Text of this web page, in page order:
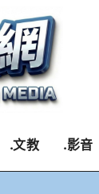
.文教 .影音